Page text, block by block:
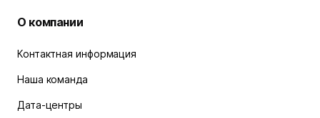
О компании
Контактная информация
Наша команда
Дата-центры